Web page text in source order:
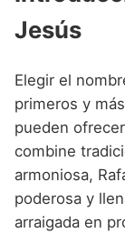
Jesús
Elegir el
primeros y
pueden
combine
armoniosa,
poderosa y
arraigada en